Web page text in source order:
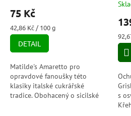
hodnocení
produktu
je
5,0
5
hvězdiček.
75 Kč
Měrná
cena:
42,86 Kč / 100 g
DETAIL
Matilde's Amaretto pro
opravdové fanoušky této
klasiky italské cukrářské
tradice. Obohacený o sicilské
s